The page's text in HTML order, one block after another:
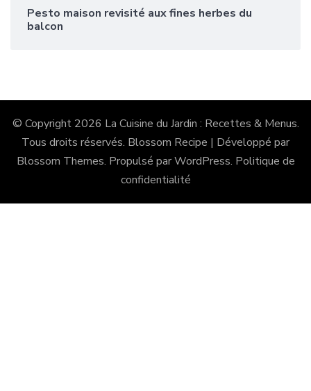
Pesto maison revisité aux fines herbes du
balcon
© Copyright 2026 La Cuisine du Jardin : Recettes & Menus.
Tous droits réservés. Blossom Recipe | Développé par
Blossom Themes. Propulsé parWordPress. Politique de
confidentialité